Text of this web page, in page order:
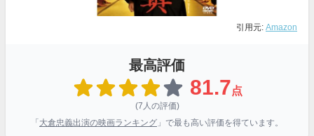
引用元: Amazon
最高評価
81.7点
(7人の評価)
「 大倉忠義出演の映画ランキング 」で最も高い評価を得ています。